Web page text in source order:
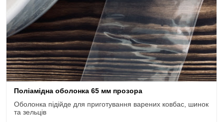
Поліамідна оболонка 65 мм прозора
Оболонка підійде для приготування варених ковбас, шинок
та зельців